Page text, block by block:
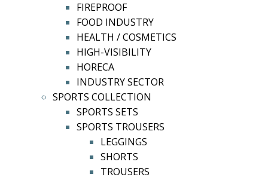
FIREPROOF
FOOD INDUSTRY
HEALTH / COSMETICS
HIGH-VISIBILITY
HORECA
INDUSTRY SECTOR
SPORTS COLLECTION
SPORTS SETS
SPORTS TROUSERS
LEGGINGS
SHORTS
TROUSERS